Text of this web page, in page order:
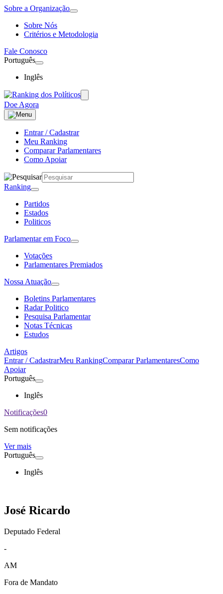
Sobre a Organização
Sobre Nós
Critérios e Metodologia
Fale Conosco
Português
Inglês
Doe Agora
Entrar / Cadastrar
Meu Ranking
Comparar Parlamentares
Como Apoiar
Ranking
Partidos
Estados
Politicos
Parlamentar em Foco
Votações
Parlamentares Premiados
Nossa Atuação
Boletins Parlamentares
Radar Politico
Pesquisa Parlamentar
Notas Técnicas
Estudos
Artigos
Entrar / CadastrarMeu RankingComparar ParlamentaresComo
Apoiar
Português
Inglês
Notificações0
Sem notificações
Ver mais
Português
Inglês
José Ricardo
Deputado Federal
-
AM
Fora de Mandato